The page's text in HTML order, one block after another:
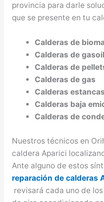
provincia para darle
que se presente en tu
Calderas de
Calderas de gasoil
Calderas de
Calderas de gas
Calderas estancas
Calderas baja
Calderas de
Nuestros técnicos en
caldera Aparici
Ante alguno de estos
reparación de calderas
revisará cada uno de